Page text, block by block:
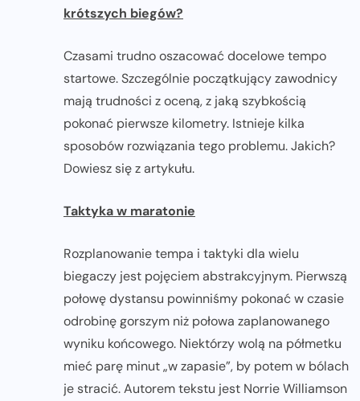
krótszych biegów?
Czasami trudno oszacować docelowe tempo
startowe. Szczególnie początkujący zawodnicy
mają trudności z oceną, z jaką szybkością
pokonać pierwsze kilometry. Istnieje kilka
sposobów rozwiązania tego problemu. Jakich?
Dowiesz się z artykułu.
Taktyka w maratonie
Rozplanowanie tempa i taktyki dla wielu
biegaczy jest pojęciem abstrakcyjnym. Pierwszą
połowę dystansu powinniśmy pokonać w czasie
odrobinę gorszym niż połowa zaplanowanego
wyniku końcowego. Niektórzy wolą na półmetku
mieć parę minut „w zapasie”, by potem w bólach
je stracić. Autorem tekstu jest Norrie Williamson